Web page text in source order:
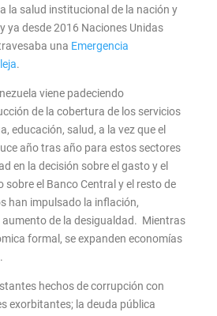
la salud institucional de la nación y
ya desde 2016 Naciones Unidas
una Emergencia
.
viene padeciendo
de la cobertura de los servicios
educación, salud, a la vez que el
año tras año para estos sectores
en la decisión sobre el gasto y el
sobre el Banco Central y el resto de
han impulsado la inflación,
de la desigualdad. Mientras
formal, se expanden economías
hechos de corrupción con
exorbitantes; la deuda pública